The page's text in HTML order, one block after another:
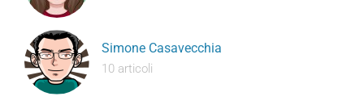
Simone Casavecchia
10 articoli